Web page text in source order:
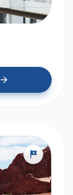
arrow_forward
tour